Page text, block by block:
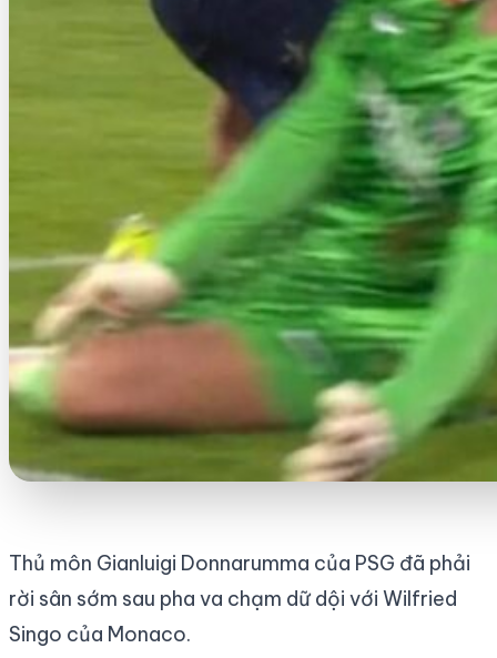
Thủ môn Gianluigi Donnarumma của PSG đã phải
rời sân sớm sau pha va chạm dữ dội với Wilfried
Singo của Monaco.